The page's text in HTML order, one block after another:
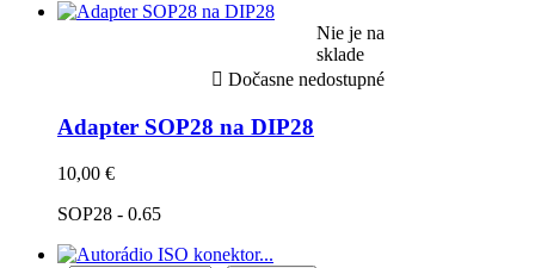
Nie je na
sklade
 Dočasne nedostupné
Adapter SOP28 na DIP28
10,00 €
SOP28 - 0.65